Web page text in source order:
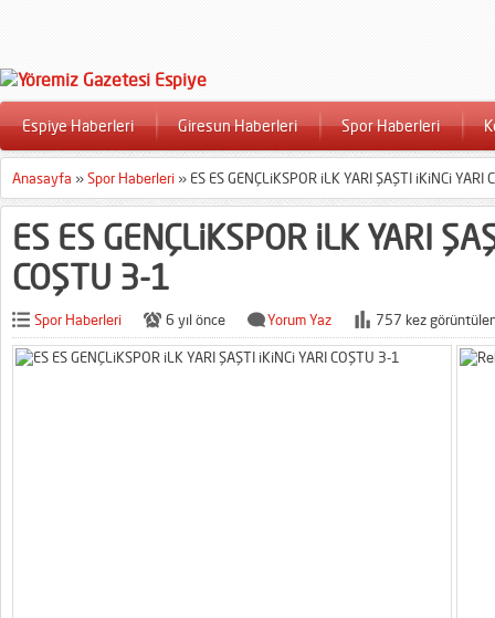
Espiye Haberleri Giresun Haberleri Spor Haberleri
Anasayfa »Spor Haberleri » ES ES GENÇLiKSPOR iLK YARI ŞAŞTI iKiNCi YARI
ES ES GENÇLiKSPOR iLK YARI
COŞTU 3-1
Spor Haberleri 6 yıl önce Yorum Yaz 757 kez